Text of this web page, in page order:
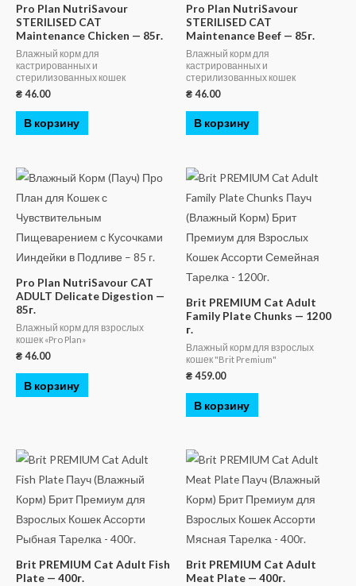
Pro Plan NutriSavour
STERILISED CAT
Maintenance Chicken — 85г.
Влажный корм для
кастрированных и
стерилизованных кошек
₴ 46.00
В корзину
Pro Plan NutriSavour
STERILISED CAT
Maintenance Beef — 85г.
Влажный корм для
кастрированных и
стерилизованных кошек
₴ 46.00
В корзину
Pro Plan NutriSavour CAT
ADULT Delicate Digestion —
85г.
Влажный корм для взрослых
кошек «Pro Plan»
₴ 46.00
В корзину
Brit PREMIUM Cat Adult
Family Plate Chunks — 1200
г.
Влажный корм для взрослых
кошек "Brit Premium"
₴ 459.00
В корзину
Brit PREMIUM Cat Adult Fish
Plate — 400г.
Brit PREMIUM Cat Adult
Meat Plate — 400г.